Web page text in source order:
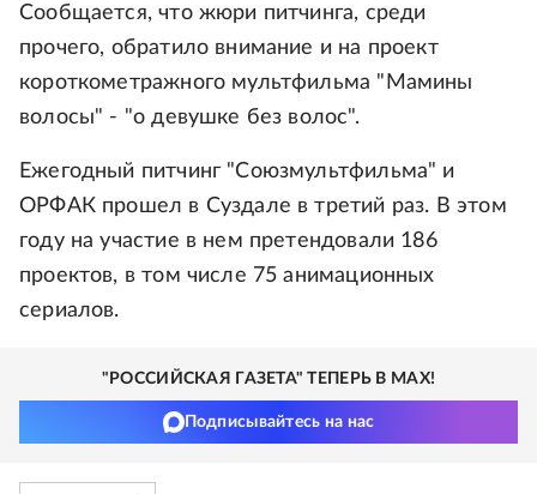
Сообщается, что жюри питчинга, среди
прочего, обратило внимание и на проект
короткометражного мультфильма "Мамины
волосы" - "о девушке без волос".
Ежегодный питчинг "Союзмультфильма" и
ОРФАК прошел в Суздале в третий раз. В этом
году на участие в нем претендовали 186
проектов, в том числе 75 анимационных
сериалов.
"РОССИЙСКАЯ ГАЗЕТА" ТЕПЕРЬ В MAX!
Подписывайтесь на нас